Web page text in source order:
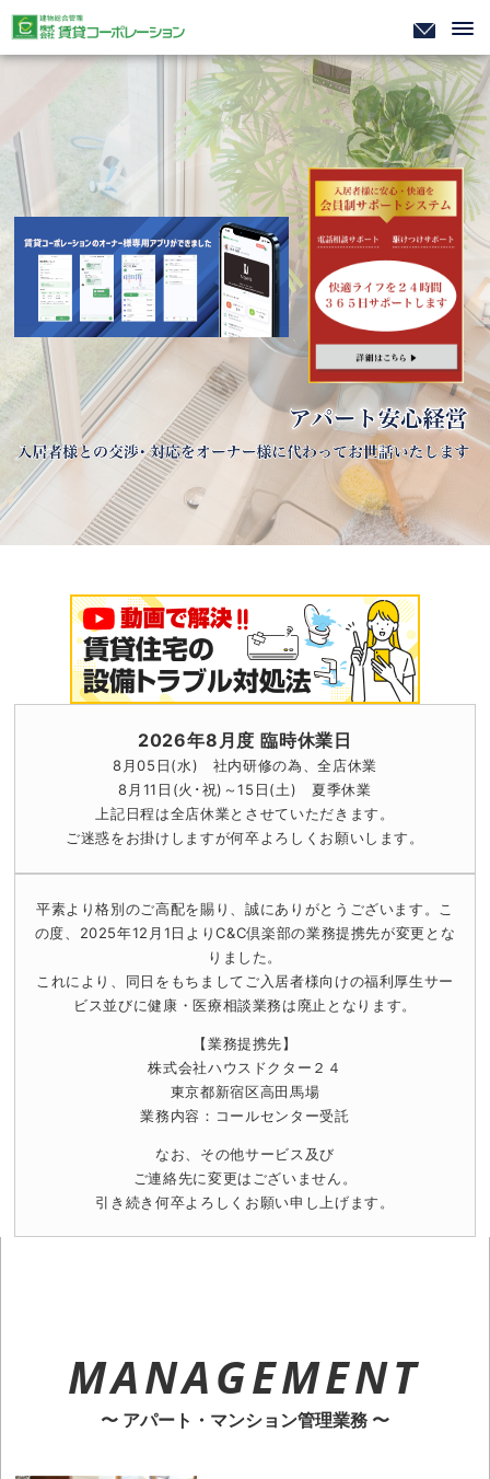
2026年8月度 臨時休業日
8月05日(水) 社内研修の為、全店休業
8月11日(火･祝)～15日(土) 夏季休業
上記日程は全店休業とさせていただきます。
ご迷惑をお掛けしますが何卒よろしくお願いします。
平素より格別のご高配を賜り、誠にありがとうございます。
こ
の度、2025年12月1日よりC&C倶楽部の業務提携先が変更とな
りました。
これにより、同日をもちましてご入居者様向けの福利厚生サー
ビス並びに健康・医療相談業務は廃止となります。
【業務提携先】
株式会社ハウスドクター２４
東京都新宿区高田馬場
業務内容：コールセンター受託
なお、その他サービス及び
ご連絡先に変更はございません。
引き続き何卒よろしくお願い申し上げます。
MANAGEMENT
〜 アパート・マンション管理業務 〜